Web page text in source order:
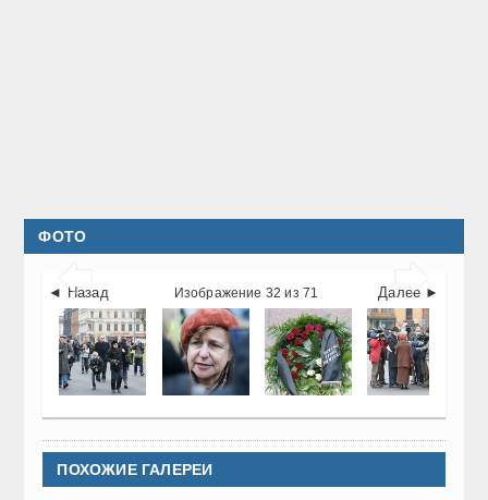
ФОТО
 
◄ Назад Далее ►
Изображение 32 из 71
ПОХОЖИЕ ГАЛЕРЕИ